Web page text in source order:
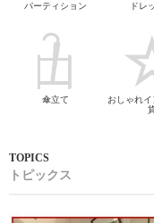
パーティション ドレ
傘立て
おしゃれ
トピックス